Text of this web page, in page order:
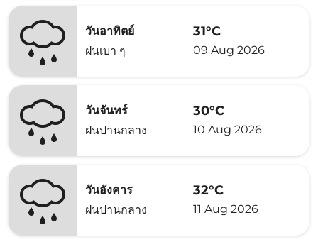
วันอาทิตย์
ฝนเบา ๆ
31°C
09 Aug 2026
วันจันทร์
ฝนปานกลาง
30°C
10 Aug 2026
วันอังคาร
ฝนปานกลาง
32°C
11 Aug 2026